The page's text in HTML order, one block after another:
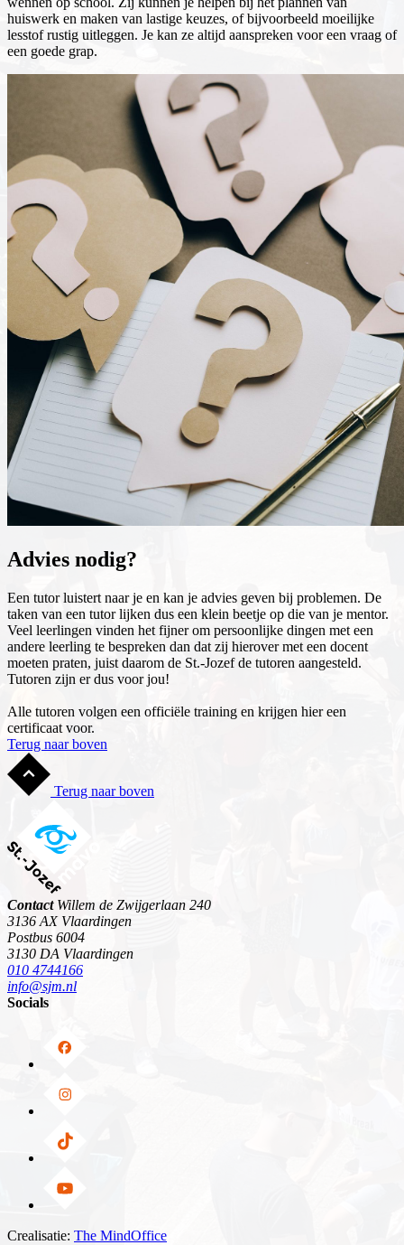
huiswerk en maken van lastige keuzes, of bijvoorbeeld moeilijke
lesstof rustig uitleggen. Je kan ze altijd aanspreken voor een vraag of
een goede grap.
Advies nodig?
Een tutor luistert naar je en kan je advies geven bij problemen. De
taken van een tutor lijken dus een klein beetje op die van je mentor.
Veel leerlingen vinden het fijner om persoonlijke dingen met een
andere leerling te bespreken dan dat zij hierover met een docent
moeten praten, juist daarom de St.-Jozef de tutoren aangesteld.
Tutoren zijn er dus voor jou!
Alle tutoren volgen een officiële training en krijgen hier een
certificaat voor.
Terug naar boven
Terug naar boven
ContactWillem de Zwijgerlaan 240
3136 AX Vlaardingen
Postbus 6004
3130 DA Vlaardingen
010 4744166
info@sjm.nl
Socials
Crealisatie: The MindOffice